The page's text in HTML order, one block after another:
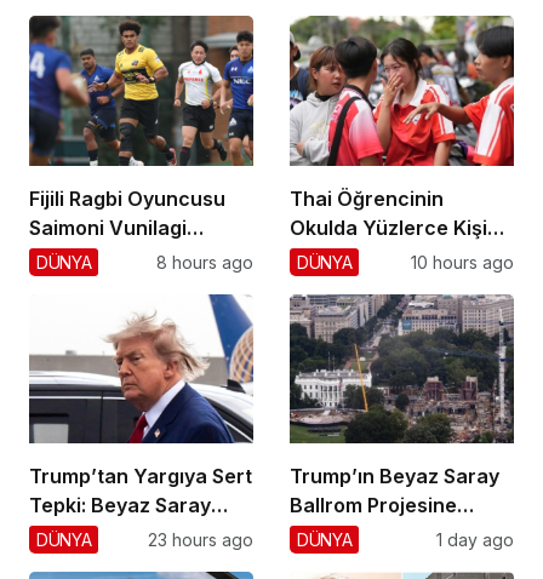
Fijili Ragbi Oyuncusu
Saimoni Vunilagi
Hayatını Kaybetti
DÜNYA 8 hours ago
Thai Öğrencinin
Okulda Yüzlerce Kişiyi
Vurdu!
DÜNYA 10 hours ago
Trump’tan Yargıya Sert
Tepki: Beyaz Saray
Krizi!
DÜNYA 23 hours ago
Trump’ın Beyaz Saray
Ballrom Projesine
Durdurma
DÜNYA 1 day ago